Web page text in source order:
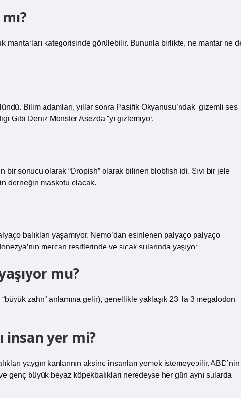
mantarları kategorisinde görülebilir. Bununla birlikte, ne mantar ne
Bilim adamları, yıllar sonra Pasifik Okyanusu’ndaki gizemli ses
Gibi Deniz Monster Asezda “yı gizlemiyor.
bir sonucu olarak “Dropish” olarak bilinen blobfish idi. Sıvı bir jele
derneğin maskotu olacak.
balıkları yaşamıyor. Nemo’dan esinlenen palyaço palyaço
mercan resiflerinde ve sıcak sularında yaşıyor.
mu?
zahn” anlamına gelir), genellikle yaklaşık 23 ila 3 megalodon
insan yer mi?
yaygın kanlarının aksine insanları yemek istemeyebilir. ABD’nin
genç büyük beyaz köpekbalıkları neredeyse her gün aynı sularda